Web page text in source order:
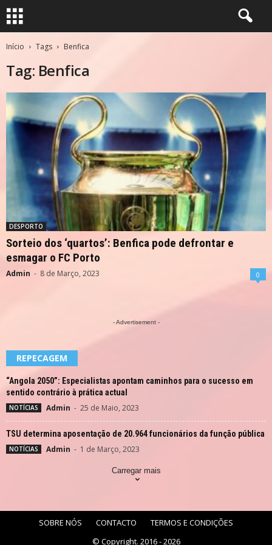
Início Tags Benfica
Tag: Benfica
DESPORTO
Sorteio dos ‘quartos’: Benfica pode defrontar e
esmagar o FC Porto
Admin - 8 de Março, 2023 0
- Advertisement -
REPECAGEM
“Angola 2050”: Especialistas apontam caminhos para o sucesso em
sentido contrário à prática actual
NOTÍCIAS Admin - 25 de Maio, 2023
TSU determina aposentação de 20.964 funcionários da função pública
NOTÍCIAS Admin - 1 de Março, 2023
Carregar mais
SOBRE NÓS CONTACTO
TERMOS E CONDIÇÕES
© Copyright. 2016 - 2026